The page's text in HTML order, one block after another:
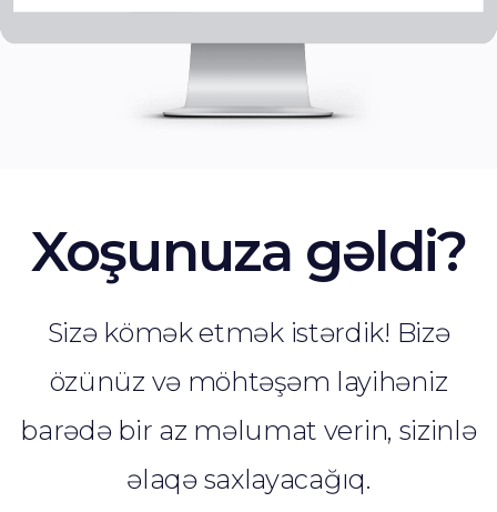
Xoşunuza gəldi?
Sizə kömək etmək istərdik! Bizə
özünüz və möhtəşəm layihəniz
barədə bir az məlumat verin, sizinlə
əlaqə saxlayacağıq.